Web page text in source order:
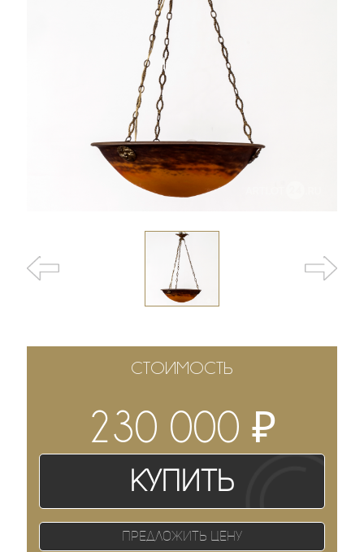
СТОИМОСТЬ
230 000 ₽
Купить
Предложить цену